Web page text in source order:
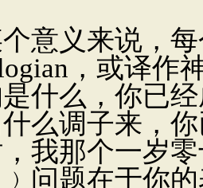
义来说，每
，或译作
什么，你已
么调子来，
我那个一岁
问题在于你